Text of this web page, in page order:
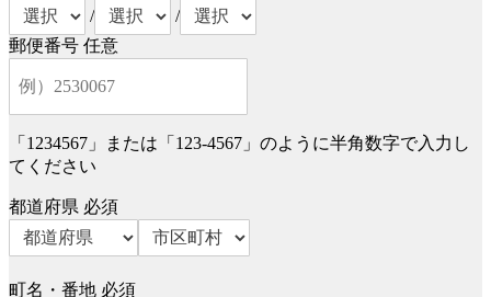
/
/
郵便番号 任意
「1234567」または「123-4567」のように半角数字で入力し
てください
都道府県 必須
町名・番地 必須